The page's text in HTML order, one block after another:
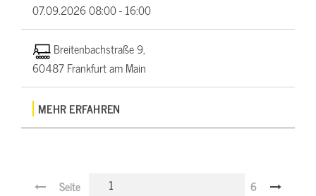
07.09.202608:00 - 16:00
Breitenbachstraße 9,
60487 Frankfurt am Main
MEHR ERFAHREN
Seite 6